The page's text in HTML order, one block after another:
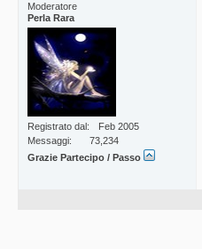
Moderatore
Perla Rara
Registrato dal
Feb 2005
Messaggi
73,234
Grazie Partecipo / Passo